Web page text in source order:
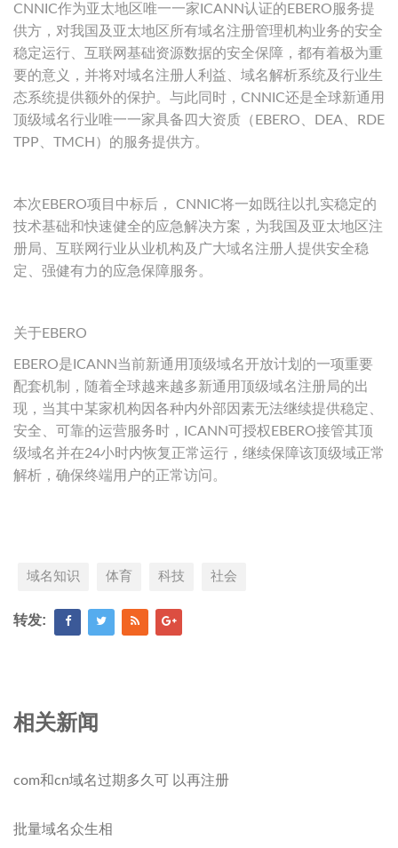
CNNIC作为亚太地区唯一一家ICANN认证的EBERO服务提
供方，对我国及亚太地区所有域名注册管理机构业务的安全
稳定运行、互联网基础资源数据的安全保障，都有着极为重
要的意义，并将对域名注册人利益、域名解析系统及行业生
态系统提供额外的保护。与此同时，CNNIC还是全球新通用
顶级域名行业唯一一家具备四大资质（EBERO、DEA、RDE
TPP、TMCH）的服务提供方。
本次EBERO项目中标后， CNNIC将一如既往以扎实稳定的
技术基础和快速健全的应急解决方案，为我国及亚太地区注
册局、互联网行业从业机构及广大域名注册人提供安全稳
定、强健有力的应急保障服务。
关于EBERO
EBERO是ICANN当前新通用顶级域名开放计划的一项重要
配套机制，随着全球越来越多新通用顶级域名注册局的出
现，当其中某家机构因各种内外部因素无法继续提供稳定、
安全、可靠的运营服务时，ICANN可授权EBERO接管其顶
级域名并在24小时内恢复正常运行，继续保障该顶级域正常
解析，确保终端用户的正常访问。
域名知识 体育 科技 社会
转发:
相关新闻
com和cn域名过期多久可 以再注册
批量域名众生相